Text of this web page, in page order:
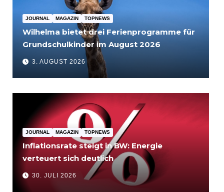
JOURNAL MAGAZIN TOPNEWS
Wilhelma bietet drei Ferienprogramme für
Grundschulkinder im August 2026
3. AUGUST 2026
JOURNAL MAGAZIN TOPNEWS
Inflationsrate steigt in BW: Energie
verteuert sich deutlich
30. JULI 2026